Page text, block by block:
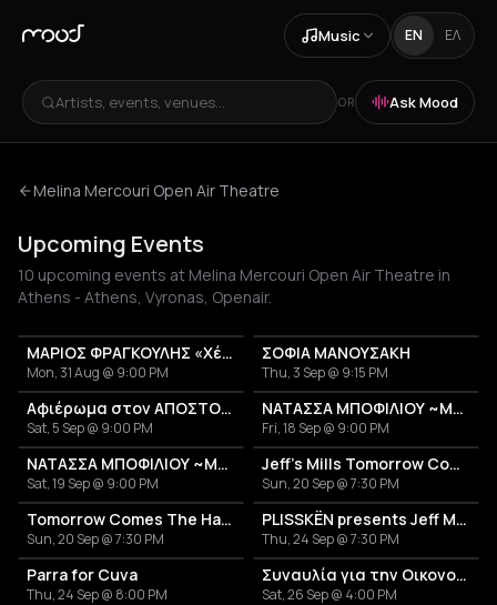
Music EN ΕΛ
Artists, events, venues... OR Ask Mood
Melina Mercouri Open Air Theatre
Upcoming Events
10 upcoming events at Melina Mercouri Open Air Theatre in
Athens - Athens, Vyronas, Openair.
ΜΑΡΙΟΣ ΦΡΑΓΚΟΥΛΗΣ «Χέρια Φτερά«
Mon, 31 Aug @ 9:00 PM
ΣΟΦΙΑ ΜΑΝΟΥΣΑΚΗ
Thu, 3 Sep @ 9:15 PM
Αφιέρωμα στον ΑΠΟΣΤΟΛΟ ΚΑΛΔΑΡΑ
Sat, 5 Sep @ 9:00 PM
ΝΑΤΑΣΣΑ ΜΠΟΦΙΛΙΟΥ ~ΜΕΤΡΗΜΑ~
Fri, 18 Sep @ 9:00 PM
ΝΑΤΑΣΣΑ ΜΠΟΦΙΛΙΟΥ ~ΜΕΤΡΗΜΑ~
Sat, 19 Sep @ 9:00 PM
Jeff's Mills Tomorrow Comes The Harvest
Sun, 20 Sep @ 7:30 PM
Tomorrow Comes The Harvest
Sun, 20 Sep @ 7:30 PM
PLISSKËN presents Jeff Mills' TOMORROW COMES THE HARVEST
Thu, 24 Sep @ 7:30 PM
Parra for Cuva
Thu, 24 Sep @ 8:00 PM
Συναυλία για την Οικονομική Ενίσχυση της Σελήνης
Sat, 26 Sep @ 4:00 PM